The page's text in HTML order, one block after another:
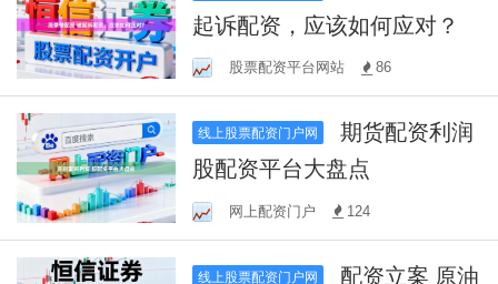
起诉配资，应该如何应对？
股票配资平台网站 86
线上股票配资门户网
期货配资利润
股配资平台大盘点
网上配资门户 124
线上股票配资门户网